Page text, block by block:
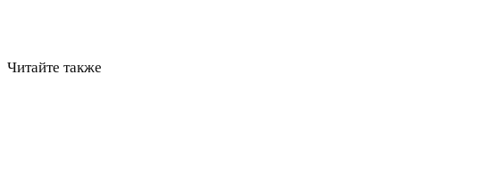
Читайте также